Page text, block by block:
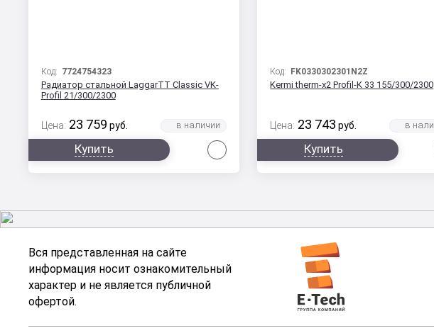
Код: 7724754323
Радиатор стальной LaggarTT Classic VK-
Profil 21/300/2300
Цена: 23 759 руб.
Купить
Код: FK0330302301N2Z
Kermi therm-x2 Profil-K 33 155/300/2300
Цена: 23 743 руб.
Купить
Вся представленная на сайте
информация носит ознакомительный
характер и не является публичной
офертой.